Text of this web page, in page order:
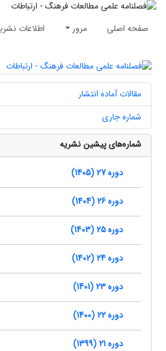
صفحه اصلی مرور اطلاعات
مقالات آماده انتشار
شماره جاری
شماره‌های پیشین نشریه
دوره 27 (1405)
دوره 26 (1404)
دوره 25 (1403)
دوره 24 (1402)
دوره 23 (1401)
دوره 22 (1400)
دوره 21 (1399)